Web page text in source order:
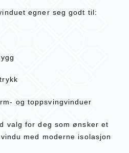
egner seg godt til:
og toppsvingvinduer
valg for deg som ønsker et
med moderne isolasjon